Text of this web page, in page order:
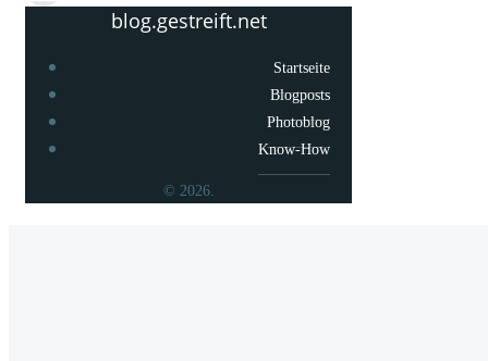
blog.gestreift.net
Startseite
Blogposts
Photoblog
Know-How
© 2026.